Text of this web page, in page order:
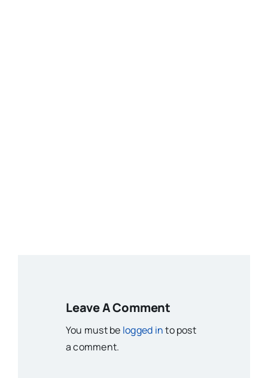
Leave A Comment
You must be logged into post
a comment.